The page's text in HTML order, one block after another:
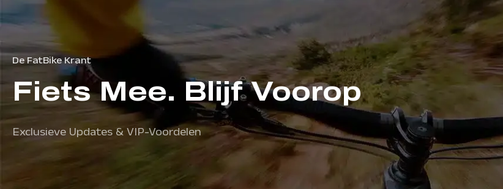
De FatBike Krant
Fiets Mee. Blijf Voorop
Exclusieve Updates & VIP-Voordelen